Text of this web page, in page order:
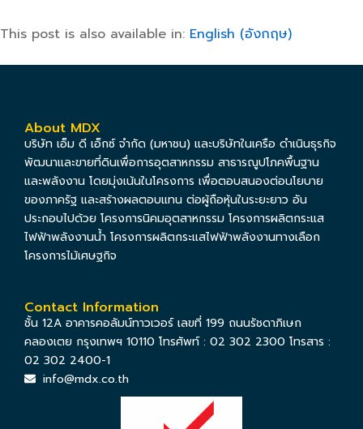
This post is also available in: English (อังกฤษ)
About MDX
บริษัท เอ็ม ดี เอ็กซ์ จำกัด (มหาชน) และบริษัทในเครือ ดำเนินธุรกิจ
พัฒนาและขายที่ดินเพื่อการอุตสาหกรรม สาธารณูปโภคพื้นฐาน
และพลังงาน โดยมุ่งเน้นในโครงการ เพื่อตอบสนองต่อนโยบาย
ของภาครัฐ และสร้างผลตอบแทน ต่อผู้ถือหุ้นในระยะยาว อัน
ประกอบไปด้วย โครงการนิคมอุตสาหกรรม โครงการผลิตกระแส
ไฟฟ้าพลังงานน้ำ โครงการผลิตกระแสไฟฟ้าพลังงานทางเลือก
โครงการไม้เศษฐกิจ
Contact Information
ชั้น 12A อาคารคอลัมน์ทาวเวอร์ เลขที่ 199 ถนนรัชดาภิเษก
คลองเตย กรุงเทพฯ 10110 โทรศัพท์ : 02 302 2300 โทรสาร :
02 302 2400-1
info@mdx.co.th